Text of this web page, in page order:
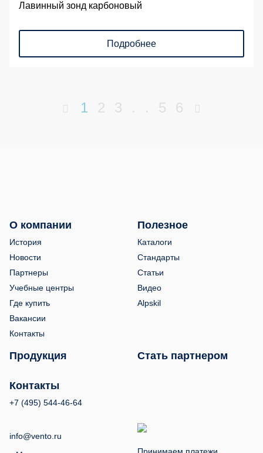
Лавинный зонд карбоновый
Подробнее
1 2 3 . . 5 6
О компании
История
Новости
Партнеры
Учебные центры
Где купить
Вакансии
Контакты
Полезное
Каталоги
Стандарты
Статьи
Видео
Alpskil
Продукция Стать партнером
Контакты
+7 (495) 544-46-64
info@vento.ru